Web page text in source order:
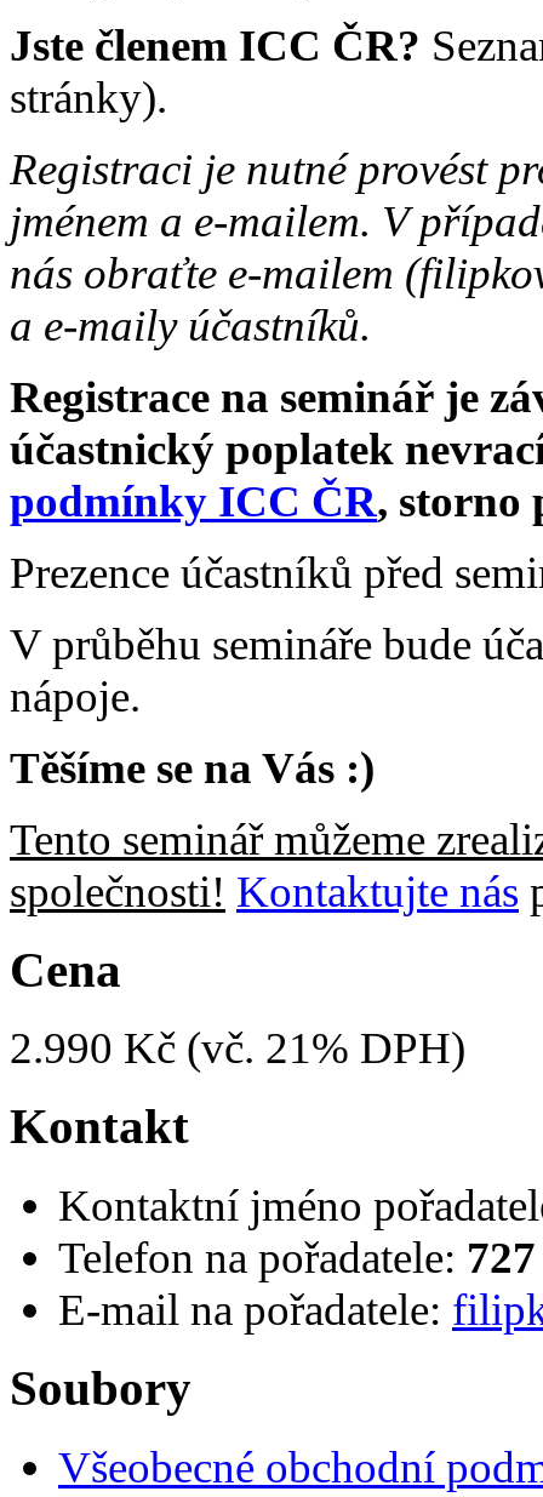
Jste členem ICC ČR?
stránky).
Registraci je nutné provést
jménem a e-mailem. V
nás obraťte e-mailem
a e-maily účastníků.
Registrace na seminář je
účastnický poplatek
podmínky ICC ČR, storno
Prezence účastníků před
V průběhu semináře bude
nápoje.
Těšíme se na Vás :)
Tento seminář můžeme
společnosti! Kontaktujte nás
Cena
2.990 Kč (vč. 21% DPH)
Kontakt
Kontaktní jméno
Telefon na pořadatele:
E-mail na pořadatele:
Soubory
Všeobecné obchodní